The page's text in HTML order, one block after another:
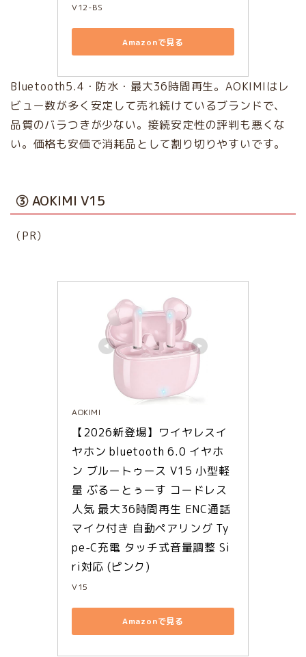
V12-BS
Amazonで見る
Bluetooth5.4・防水・最大36時間再生。AOKIMIはレ
ビュー数が多く安定して売れ続けているブランドで、
品質のバラつきが少ない。接続安定性の評判も悪くな
い。価格も安価で消耗品として割り切りやすいです。
③ AOKIMI V15
（PR）
AOKIMI
【2026新登場】ワイヤレスイ
ヤホン bluetooth 6.0 イヤホ
ン ブルートゥース V15 小型軽
量 ぶるーとぅーす コードレス
人気 最大36時間再生 ENC通話
マイク付き 自動ペアリング Ty
pe-C充電 タッチ式音量調整 Si
ri対応 (ピンク)
V15
Amazonで見る